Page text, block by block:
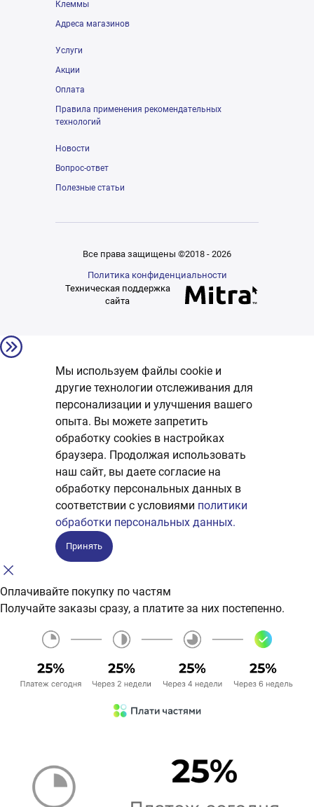
Клеммы
Адреса магазинов
Услуги
Акции
Оплата
Правила применения рекомендательных
технологий
Новости
Вопрос-ответ
Полезные статьи
Все права защищены ©2018 - 2026
Политика конфиденциальности
Техническая поддержка
сайта
Мы используем файлы cookie и
другие технологии отслеживания для
персонализации и улучшения вашего
опыта. Вы можете запретить
обработку сookies в настройках
браузера. Продолжая использовать
наш сайт, вы даете согласие на
обработку персональных данных в
соответствии с условиями политики
обработки персональных данных.
Принять
Оплачивайте покупку по частям
Получайте заказы сразу, а платите за них постепенно.